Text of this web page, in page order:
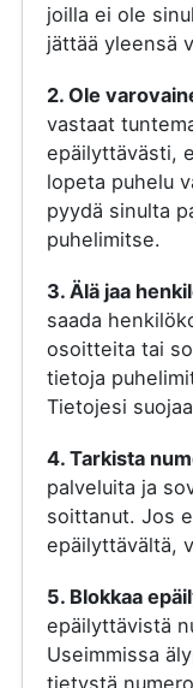
joilla ei ole
jättää yleensä
2. Ole
vastaat
epäilyttävästi,
lopeta puhelu
pyydä sinulta
puhelimitse.
3. Älä jaa
saada
osoitteita tai
tietoja
Tietojesi
4. Tarkista
palveluita ja
soittanut. Jos
epäilyttävältä,
5. Blokkaa
epäilyttävistä
Useimmissa